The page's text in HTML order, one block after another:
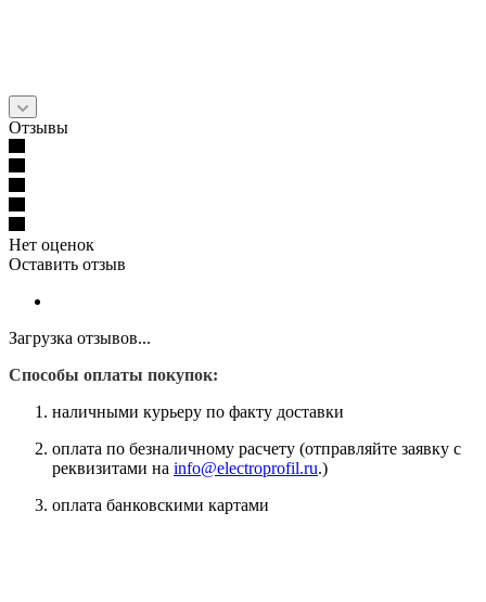
Отзывы
Нет оценок
Оставить отзыв
Загрузка отзывов...
Способы оплаты покупок:
наличными курьеру по факту доставки
оплата по безналичному расчету (отправляйте заявку с
реквизитами на info@electroprofil.ru.)
оплата банковскими картами